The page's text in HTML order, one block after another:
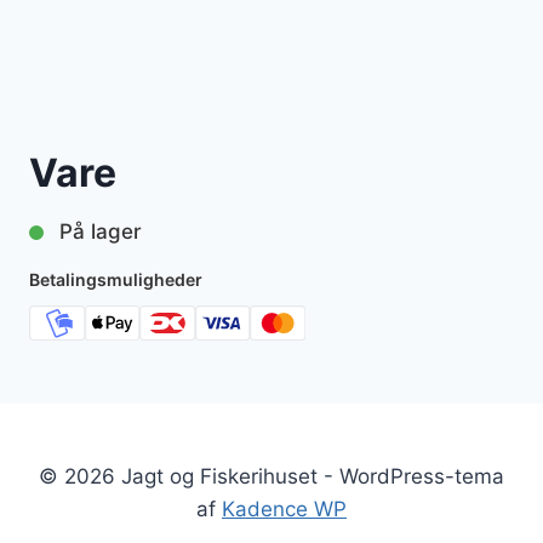
Vare
På lager
Betalingsmuligheder
© 2026 Jagt og Fiskerihuset - WordPress-tema
af Kadence WP